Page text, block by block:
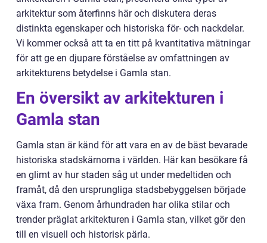
arkitektur som återfinns här och diskutera deras
distinkta egenskaper och historiska för- och nackdelar.
Vi kommer också att ta en titt på kvantitativa mätningar
för att ge en djupare förståelse av omfattningen av
arkitekturens betydelse i Gamla stan.
En översikt av arkitekturen i
Gamla stan
Gamla stan är känd för att vara en av de bäst bevarade
historiska stadskärnorna i världen. Här kan besökare få
en glimt av hur staden såg ut under medeltiden och
framåt, då den ursprungliga stadsbebyggelsen började
växa fram. Genom århundraden har olika stilar och
trender präglat arkitekturen i Gamla stan, vilket gör den
till en visuell och historisk pärla.